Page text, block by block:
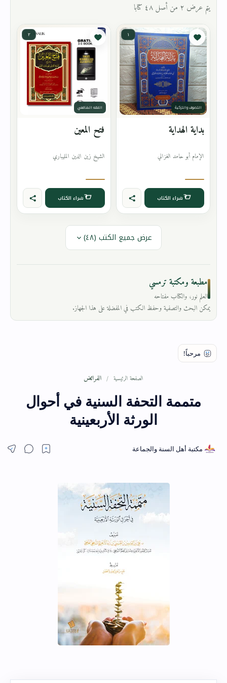
يتم عرض ٢ من أصل ٤٨ كتابا
١
التصوف والتزكية
بداية الهداية
الإمام أبو حامد الغزالي
شراء الكتاب
٢
الفقه الشافعي
فتح المعين
الشيخ زين الدين المليباري
شراء الكتاب
عرض جميع الكتب (٤٨)
مطبعة ومكتبة ترمسي
العلم نور، والكتاب مفتاحه
يمكن البحث والتصفية وحفظ الكتب في المفضلة على هذا الجهاز.
الصفحة الرئيسية الفرائض
متممة التحفة السنية في أحوال
الورثة الأربعينية